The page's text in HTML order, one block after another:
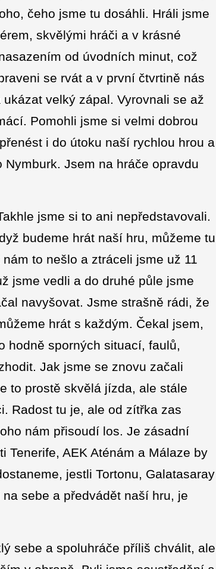
čeho jsme tu dosáhli. Hráli jsme
skvělými hráči a v krásné
od úvodních minut, což
se rvát a v první čtvrtině nás
velký zápal. Vyrovnali se až
Pomohli jsme si velmi dobrou
i do útoku naší rychlou hrou a
Jsem na hráče opravdu
jsme si to ani nepředstavovali.
budeme hrát naší hru, můžeme tu
to nešlo a ztráceli jsme už 11
jsme vedli a do druhé půle jsme
navyšovat. Jsme strašně rádi, že
hrát s každým. Čekal jsem,
hodně sporných situací, faulů,
Jak jsme se znovu začali
to prostě skvělá jízda, ale stále
Radost tu je, ale od zítřka zas
nám přisoudí los. Je zásadní
Tenerife, AEK Aténám a Málaze by
jestli Tortonu, Galatasaray
sebe a předvádět naší hru, je
sebe a spoluhráče příliš chválit, ale